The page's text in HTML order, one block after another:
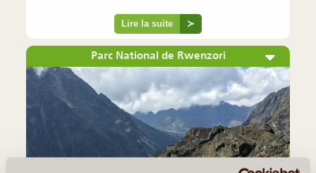
Lire la suite ≻
Parc National de Rwenzori